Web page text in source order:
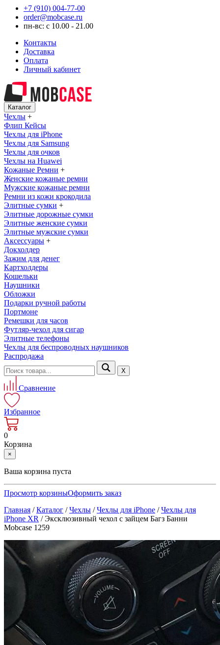
+7 (910) 004-77-00
order@mobcase.ru
пн-вс: с 10.00 - 21.00
Контакты
Доставка
Оплата
Личный кабинет
Каталог
Чехлы +
Флип Кейсы
Чехлы для iPhone
Чехлы для Samsung
Чехлы для очков
Чехлы на Huawei
Кожаные Ремни +
Женские кожаные ремни
Мужские кожаные ремни
Ремни из кожи крокодила
Элитные сумки +
Элитные дорожные сумки
Элитные женские сумки
Элитные мужские сумки
Аксессуары +
Докхолдер
Зажим для денег
Картхолдеры
Кошельки
Наушники
Обложки
Подарки ручной работы
Портмоне
Ремешки для часов
Футляр-чехол для сигар
Элитные телефоны
Чехлы для беспроводных наушников
Распродажа
Х
Сравнение
Избранное
0
Корзина
×
Ваша корзина пуста
Просмотр корзиныОформить заказ
Главная /Каталог /Чехлы /Чехлы для iPhone /Чехлы для
iPhone XR /Эксклюзивный чехол с зайцем Багз Банни
Mobcase 1259